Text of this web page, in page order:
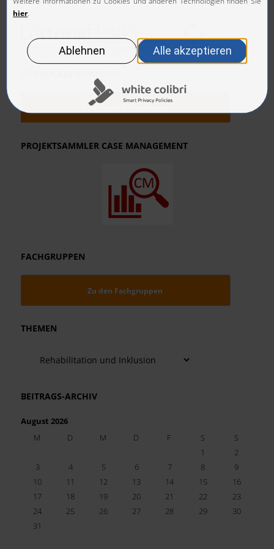
Standards & Positionen
PROJEKTSAMMLER CASE MANAGEMENT
FACHGRUPPEN
Zu den Fachgruppen
THEMEN
BEITRAGS-ARCHIV
August 2026
M
D M D F S
S
1
2
3
4 5 6 7 8
9
10
11 12 13 14 15
16
17
18 19 20 21 22
23
24
25 26 27 28 29
30
31